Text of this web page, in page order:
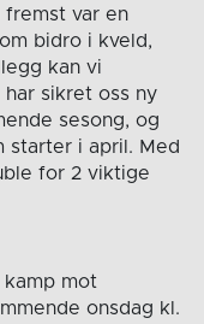
var en
bidro i kveld,
kan vi
sikret oss ny
sesong, og
starter i april. Med
for 2 viktige
mot
onsdag kl.